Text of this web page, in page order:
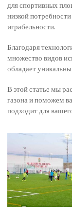
для спортивных
низкой
играбельности.
Благодаря
множество видов
обладает
В этой статье мы
газона и поможем
подходит для